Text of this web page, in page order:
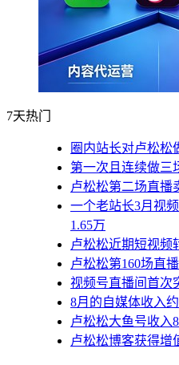
7天热门
圈内站长对卢松松
第一次且连续做三
卢松松第二场直播
一个老站长3月视
1.65万
卢松松近期短视频
卢松松第160场直
视频号直播间首次
8月的自媒体收入
卢松松大鱼号收入
卢松松博客获得增